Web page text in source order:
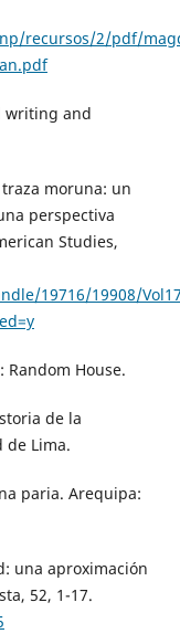
recursos/2/pdf/
writing and
traza moruna: un
perspectiva
Studies,
19716/19908/
Random House.
de la
de Lima.
paria. Arequipa:
una aproximación
52, 1-17.